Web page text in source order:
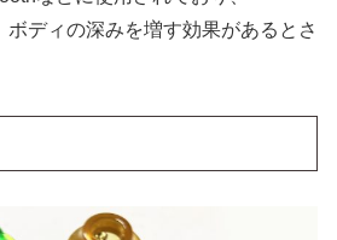
ディの深みを増す効果があるとさ